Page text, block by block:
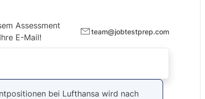
Assessment
E-Mail!
team@jobtestprep.com
bei Lufthansa wird nach